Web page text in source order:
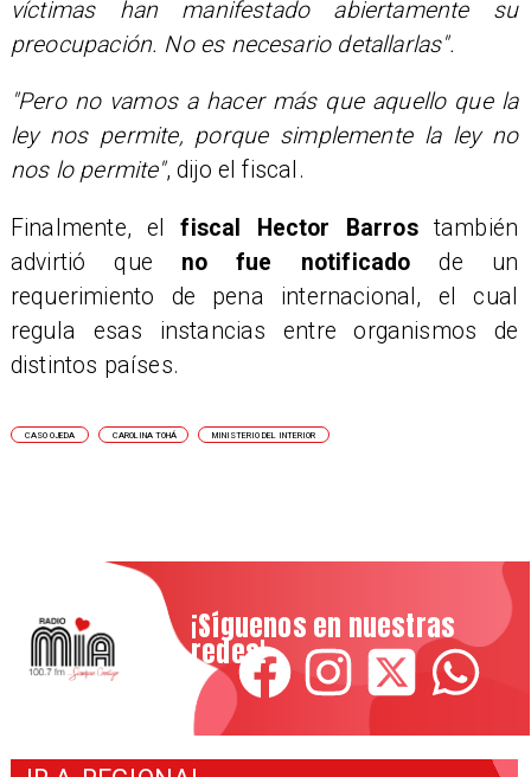
víctimas han manifestado abiertamente su
preocupación. No es necesario detallarlas".
"Pero no vamos a hacer más que aquello que la
ley nos permite, porque simplemente la ley no
nos lo permite", dijo el fiscal.
Finalmente, el fiscal Hector Barros también
advirtió que no fue notificado de un
requerimiento de pena internacional, el cual
regula esas instancias entre organismos de
distintos países.
CASO OJEDA CAROLINA TOHÁ MINISTERIO DEL INTERIOR
¡Síguenos en nuestras
redes!